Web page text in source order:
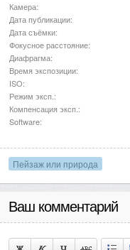
Камера:
Дата публикации:
Дата съёмки:
Фокусное расстояние:
Диафрагма:
Время экспозиции:
ISO:
Режим эксп.:
Компенсация эксп.:
Software:
Пейзаж или природа
Ваш комментарий